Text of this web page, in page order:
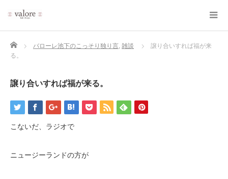
Home バローレ池下のこっそり独り言, 雑談
譲り合いすれば福が来
る。
譲り合いすれば福が来る。
こないだ、ラジオで
ニュージーランドの方が